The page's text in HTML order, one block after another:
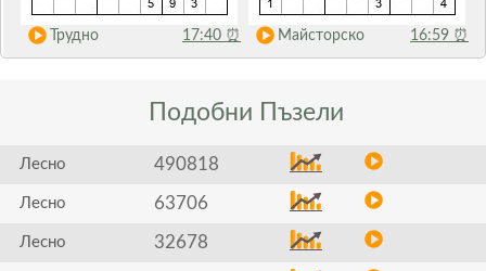
Трудно 17:40 ⏰ Майсторско 16:59 ⏰
Подобни Пъзели
Лесно 490818
Лесно 63706
Лесно 32678